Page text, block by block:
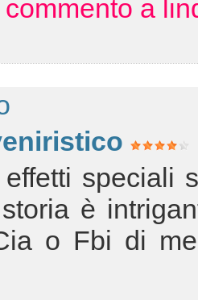
commento a
speciali
è
o Fbi di